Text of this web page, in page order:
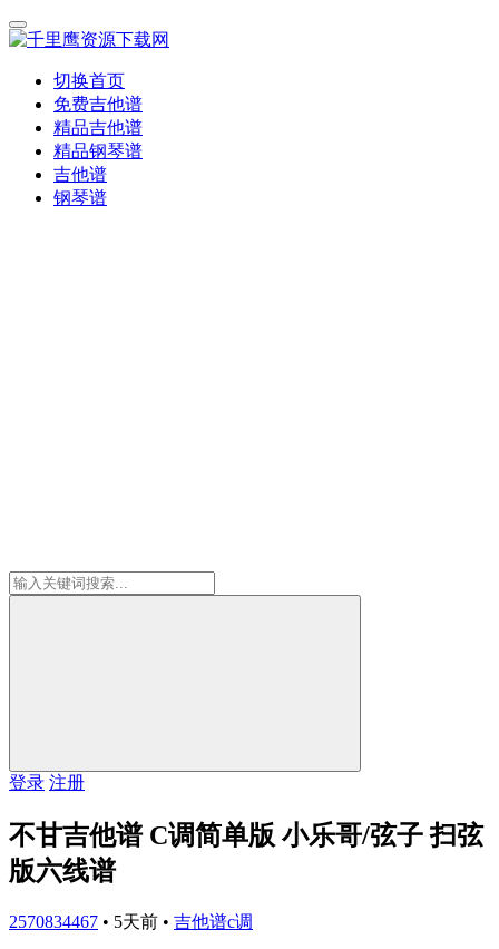
切换首页
免费吉他谱
精品吉他谱
精品钢琴谱
吉他谱
钢琴谱
登录 注册
不甘吉他谱 C调简单版 小乐哥/弦子 扫弦
版六线谱
2570834467 • 5天前 • 吉他谱c调